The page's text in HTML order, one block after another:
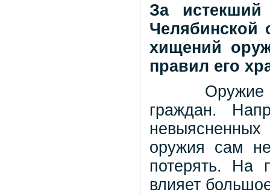
За
Челябинской
хищений
правил его
Оружие
граждан.
оружия сам
потерять. На
влияет